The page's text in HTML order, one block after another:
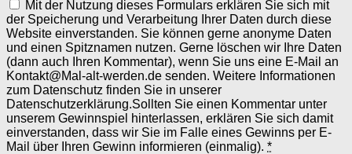
Mit der Nutzung dieses Formulars erklären Sie sich mit
der Speicherung und Verarbeitung Ihrer Daten durch diese
Website einverstanden. Sie können gerne anonyme Daten
und einen Spitznamen nutzen. Gerne löschen wir Ihre Daten
(dann auch Ihren Kommentar), wenn Sie uns eine E-Mail an
Kontakt@Mal-alt-werden.de senden. Weitere Informationen
zum Datenschutz finden Sie in unserer
Datenschutzerklärung.Sollten Sie einen Kommentar unter
unserem Gewinnspiel hinterlassen, erklären Sie sich damit
einverstanden, dass wir Sie im Falle eines Gewinns per E-
Mail über Ihren Gewinn informieren (einmalig). *